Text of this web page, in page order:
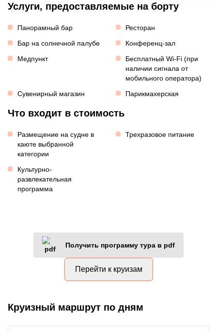
Услуги, предоставляемые на борту
Панорамный бар
Ресторан
Бар на солнечной палубе
Конференц-зал
Медпункт
Бесплатный Wi-Fi (при
наличии сигнала от
мобильного оператора)
Сувенирный магазин
Парикмахерская
Что входит в стоимость
Размещение на судне в
каюте выбранной
категории
Трехразовое питание
Культурно-
развлекательная
программа
Получить программу тура в pdf
Перейти к круизам
Круизный маршрут по дням